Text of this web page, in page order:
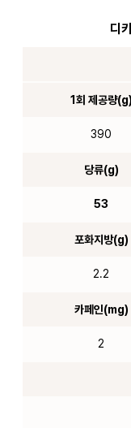
디
1회 제공량(g)
390
당류(g)
53
포화지방(g)
2.2
카페인(mg)
2